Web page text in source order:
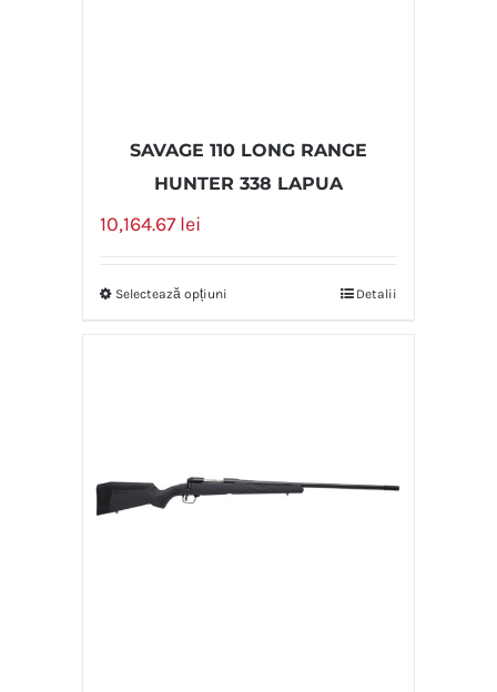
SAVAGE 110 LONG RANGE
HUNTER 338 LAPUA
10,164.67lei
Selectează opțiuni Detalii